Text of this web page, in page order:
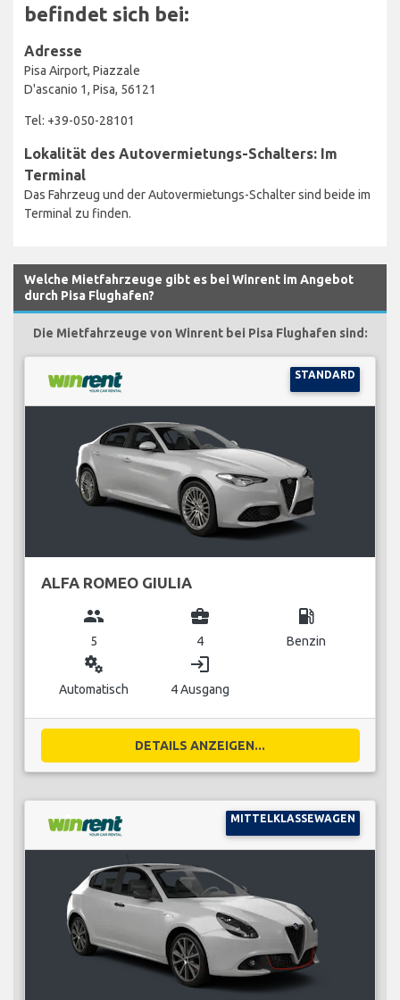
befindet sich bei:
Adresse
Pisa Airport, Piazzale
D'ascanio 1, Pisa, 56121
Tel: +39-050-28101
Lokalität des Autovermietungs-Schalters: Im
Terminal
Das Fahrzeug und der Autovermietungs-Schalter sind beide im
Terminal zu finden.
Welche Mietfahrzeuge gibt es bei Winrent im Angebot
durch Pisa Flughafen?
Die Mietfahrzeuge von Winrent bei Pisa Flughafen sind:
STANDARD
ALFA ROMEO GIULIA
group
5
business_center
4
local_gas_station
Benzin
miscellaneous_services
Automatisch
login
4 Ausgang
DETAILS ANZEIGEN...
MITTELKLASSEWAGEN